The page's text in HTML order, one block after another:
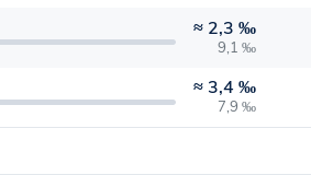
≈ 2,3 ‰
9,1 ‰
≈ 3,4 ‰
7,9 ‰